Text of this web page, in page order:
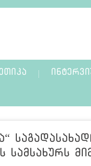
სამსახურს